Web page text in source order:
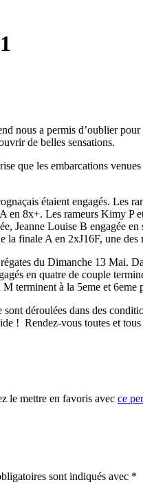
nous a permis d’oublier
de belles sensations.
que les embarcations
étaient engagés.
en 8x+. Les rameurs Kimy
Jeanne Louise B engagée
finale A en 2xJ16F, une
du Dimanche 13 Mai.
en quatre de couple
terminent à la 5eme et
déroulées dans des
! Rendez-vous toutes et
le mettre en favoris avec ce
sont indiqués avec *